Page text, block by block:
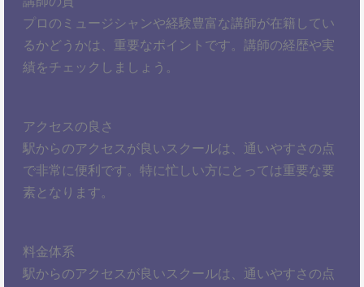
プロのミュージシャンや経験豊富な講師が在籍してい
るかどうかは、重要なポイントです。講師の経歴や実
績をチェックしましょう。
アクセスの良さ
駅からのアクセスが良いスクールは、通いやすさの点
で非常に便利です。特に忙しい方にとっては重要な要
素となります。
料金体系
駅からのアクセスが良いスクールは、通いやすさの点